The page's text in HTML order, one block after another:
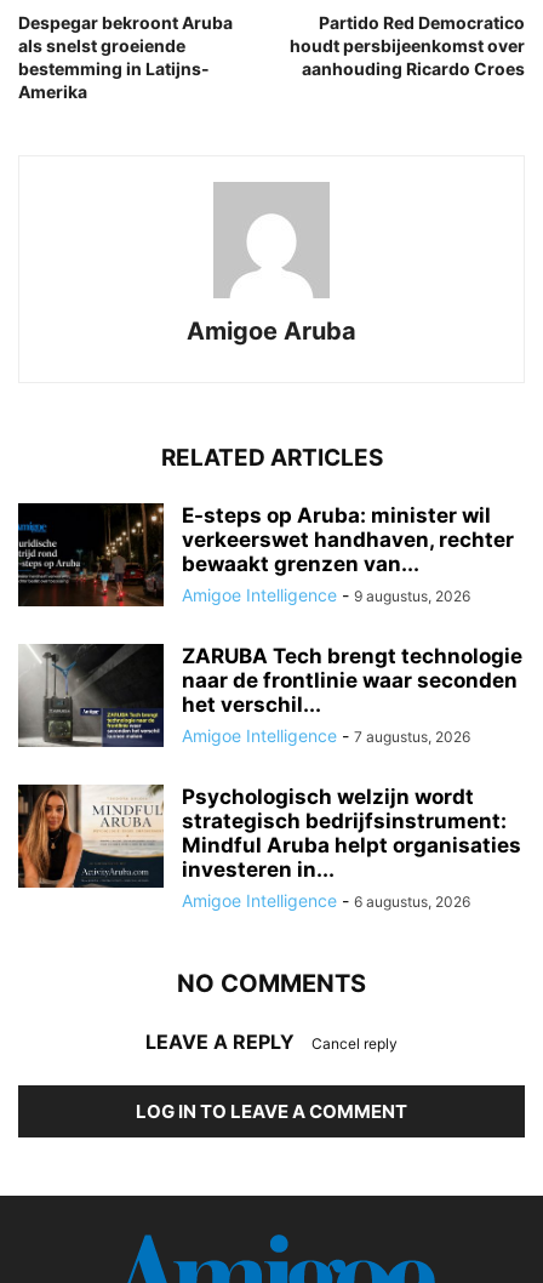
Despegar bekroont Aruba
als snelst groeiende
bestemming in Latijns-
Amerika
Partido Red Democratico
houdt persbijeenkomst over
aanhouding Ricardo Croes
Amigoe Aruba
RELATED ARTICLES
E-steps op Aruba: minister wil
verkeerswet handhaven, rechter
bewaakt grenzen van...
Amigoe Intelligence - 9 augustus, 2026
ZARUBA Tech brengt technologie
naar de frontlinie waar seconden
het verschil...
Amigoe Intelligence - 7 augustus, 2026
Psychologisch welzijn wordt
strategisch bedrijfsinstrument:
Mindful Aruba helpt organisaties
investeren in...
Amigoe Intelligence - 6 augustus, 2026
NO COMMENTS
LEAVE A REPLY Cancel reply
LOG IN TO LEAVE A COMMENT